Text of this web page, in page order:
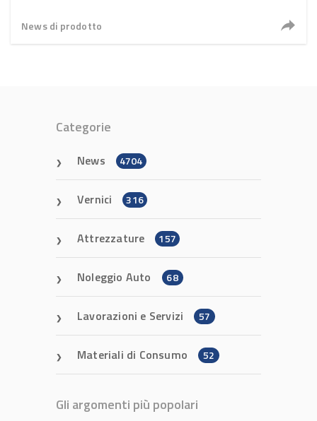
News di prodotto
Categorie
News 4704
Vernici 316
Attrezzature 157
Noleggio Auto 68
Lavorazioni e Servizi 57
Materiali di Consumo 52
Gli argomenti più popolari